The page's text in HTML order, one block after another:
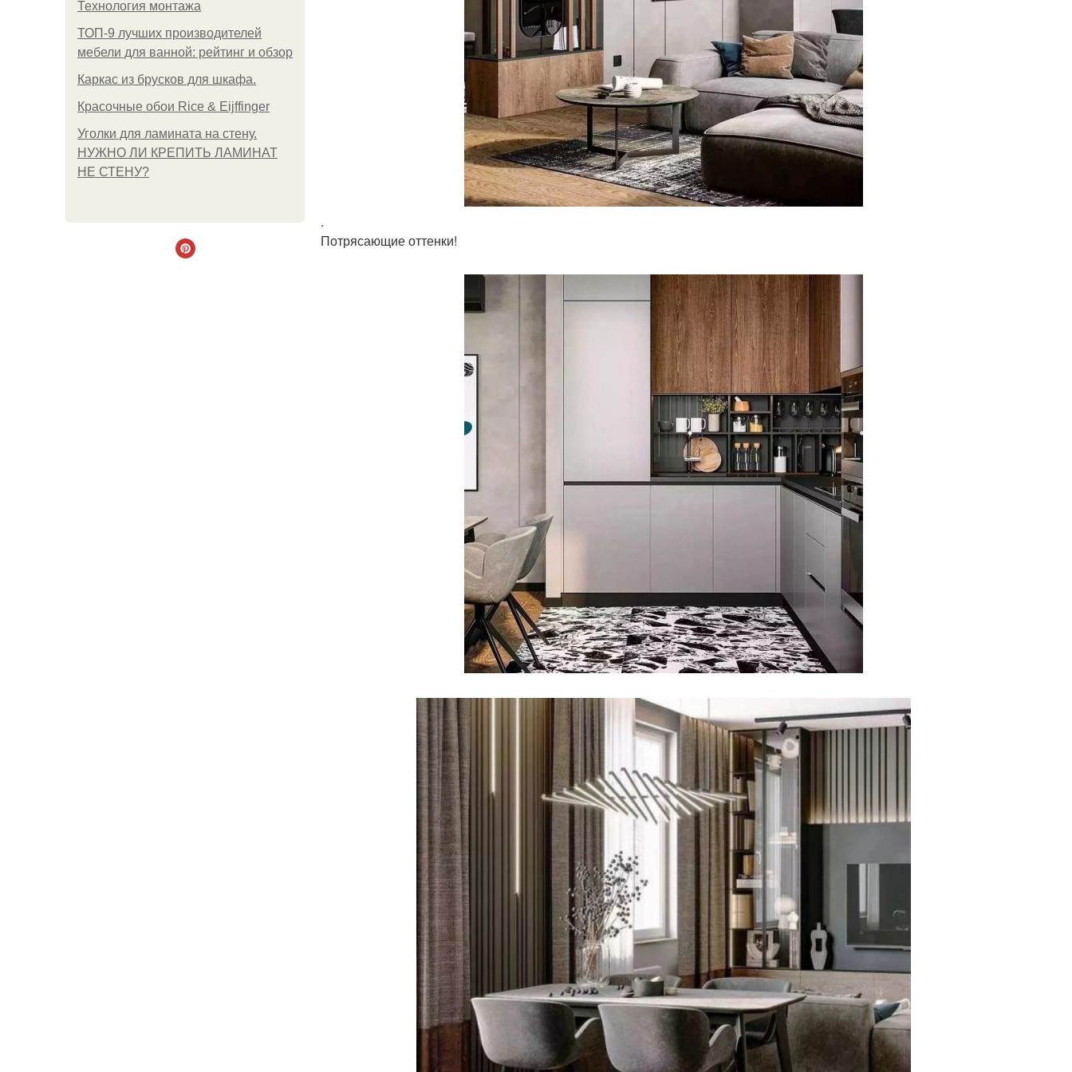
Технология монтажа
ТОП-9 лучших производителей
мебели для ванной: рейтинг и обзор
Каркас из брусков для шкафа.
Красочные обои Rice & Eijffinger
Уголки для ламината на стену.
НУЖНО ЛИ КРЕПИТЬ ЛАМИНАТ
НЕ СТЕНУ?
.
Потрясающие оттенки!